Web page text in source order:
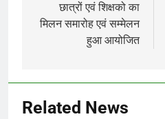
छात्रों एवं शिक्षको का
मिलन समारोह एवं सम्मेलन
हुआ आयोजित
Related News